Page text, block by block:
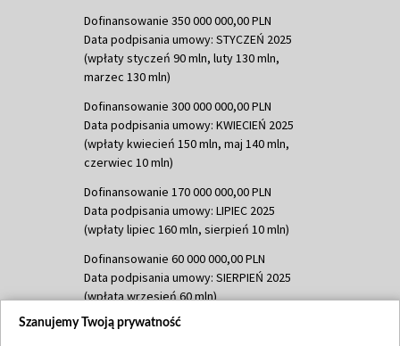
Dofinansowanie 350 000 000,00 PLN
Data podpisania umowy: STYCZEŃ 2025
(wpłaty styczeń 90 mln, luty 130 mln,
marzec 130 mln)
Dofinansowanie 300 000 000,00 PLN
Data podpisania umowy: KWIECIEŃ 2025
(wpłaty kwiecień 150 mln, maj 140 mln,
czerwiec 10 mln)
Dofinansowanie 170 000 000,00 PLN
Data podpisania umowy: LIPIEC 2025
(wpłaty lipiec 160 mln, sierpień 10 mln)
Dofinansowanie 60 000 000,00 PLN
Data podpisania umowy: SIERPIEŃ 2025
(wpłata wrzesień 60 mln)
Dofinansowanie 635 783 051,21 PLN
Szanujemy Twoją prywatność